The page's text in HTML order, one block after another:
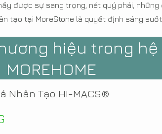
được sự sang trọng, nét quý phái,
tạo tại MoreStone là quyết định sáng
hiệu trong
MOREHOME
Nhân Tạo HI-MACS®